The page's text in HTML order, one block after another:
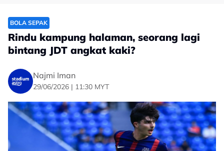
BOLA SEPAK
Rindu kampung halaman, seorang lagi
bintang JDT angkat kaki?
Najmi Iman
29/06/2026 | 11:30 MYT